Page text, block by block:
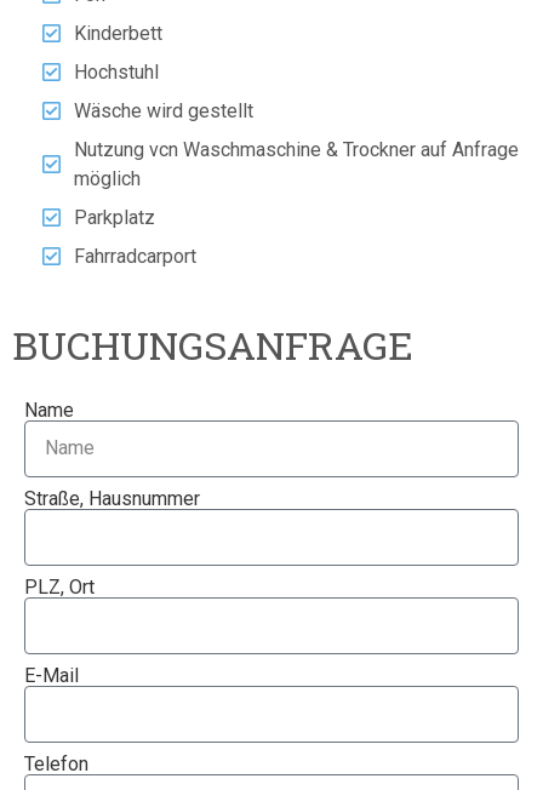
Kinderbett
Hochstuhl
Wäsche wird gestellt
Nutzung vcn Waschmaschine & Trockner auf Anfrage
möglich
Parkplatz
Fahrradcarport
BUCHUNGSANFRAGE
Name
Straße, Hausnummer
PLZ, Ort
E-Mail
Telefon